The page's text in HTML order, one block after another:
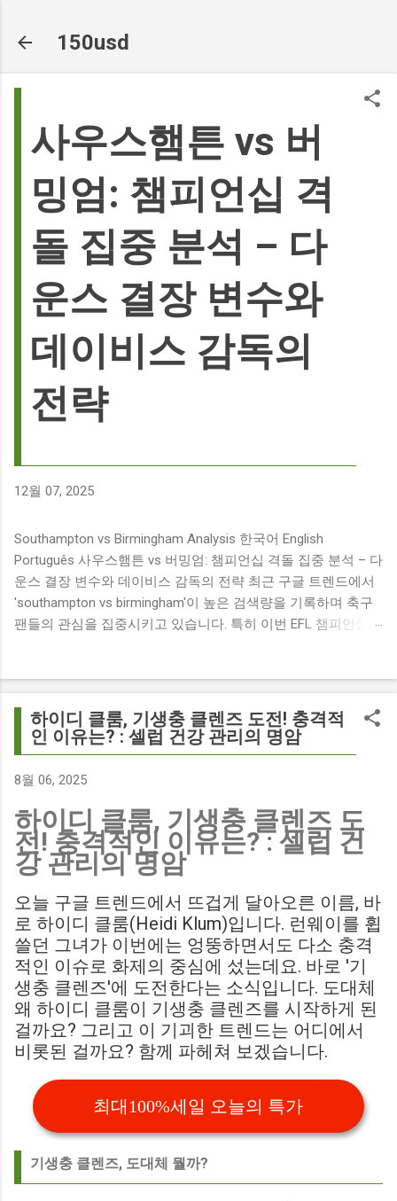
150usd
사우스햄튼 vs 버
밍엄: 챔피언십 격
돌 집중 분석 – 다
운스 결장 변수와
데이비스 감독의
전략
12월 07, 2025
Southampton vs Birmingham Analysis 한국어 English
Português 사우스햄튼 vs 버밍엄: 챔피언십 격돌 집중 분석 – 다
운스 결장 변수와 데이비스 감독의 전략 최근 구글 트렌드에서
'southampton vs birmingham'이 높은 검색량을 기록하며 축구
팬들의 관심을 집중시키고 있습니다. 특히 이번 EFL 챔피언십
다음과 같습니다. The 9 players set to miss Southampton v
Birmingham City ft £7m striker Damion Downs : 사우스햄튼과
버밍엄 시티 경기에서 총 9명의 선수가 결장할 예정이며, 특히
700만 파운드 스트라이커 데미언 다운스의 결장은 사우스햄튼
Birmingham City LIVE Score Updates in EFL Championship
Match : 경기 당일 실시간 스코어 업데이트를 제공하는 뉴스로,
팬들의 높은 관심도를 반영합니다. Chris Davies: Birmingham
City boss says his side have to try to "be themselves" away
from home : 버밍엄 시티의 크리스 데이비스 감독은 원정 경기
에서 팀 고유의 색깔을 유지하는 것이 중요하다고 강조했습니
다. ...
하이디 클룸, 기생충 클렌즈 도전! 충격적
인 이유는? : 셀럽 건강 관리의 명암
8월 06, 2025
하이디 클룸, 기생충 클렌즈 도
전! 충격적인 이유는? : 셀럽 건
강 관리의 명암
오늘 구글 트렌드에서 뜨겁게 달아오른 이름, 바
로 하이디 클룸(Heidi Klum)입니다. 런웨이를 휩
쓸던 그녀가 이번에는 엉뚱하면서도 다소 충격
적인 이슈로 화제의 중심에 섰는데요. 바로 '기
생충 클렌즈'에 도전한다는 소식입니다. 도대체
왜 하이디 클룸이 기생충 클렌즈를 시작하게 된
걸까요? 그리고 이 기괴한 트렌드는 어디에서
비롯된 걸까요? 함께 파헤쳐 보겠습니다.
최대100%세일 오늘의 특가
기생충 클렌즈, 도대체 뭘까?